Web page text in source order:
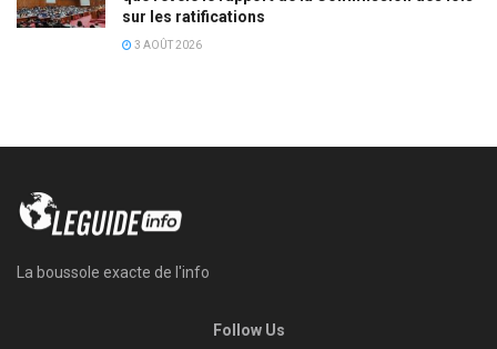
sur les ratifications
3 AOÛT 2026
La boussole exacte de l'info
Follow Us